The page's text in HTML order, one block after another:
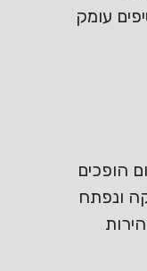
עומק
הופכים
ונפתח